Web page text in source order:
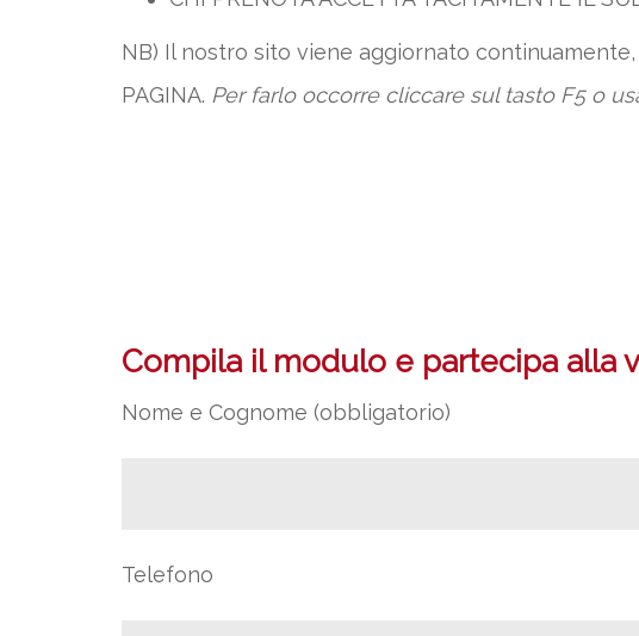
NB) Il nostro sito viene aggiornato
PAGINA. Per farlo occorre cliccare sul tasto F5 o
Compila il modulo e partecipa alla
Nome e Cognome (obbligatorio)
Telefono